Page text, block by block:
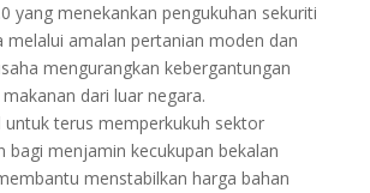
yang menekankan pengukuhan sekuriti
melalui amalan pertanian moden dan
mengurangkan kebergantungan
dari luar negara.
untuk terus memperkukuh sektor
bagi menjamin kecukupan bekalan
menstabilkan harga bahan